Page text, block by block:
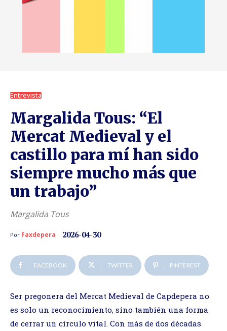
Entrevista
Margalida Tous: “El
Mercat Medieval y el
castillo para mí han sido
siempre mucho más que
un trabajo”
Margalida Tous
Por Faxdepera 2026-04-30
FACEBOOK TWITTER PINTEREST
Ser pregonera del Mercat Medieval de Capdepera no
es solo un reconocimiento, sino también una forma
de cerrar un círculo vital. Con más de dos décadas